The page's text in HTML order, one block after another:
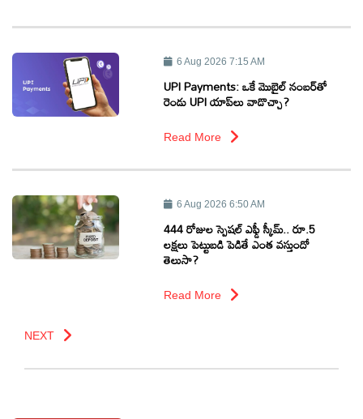
6 Aug 2026 7:15 AM
UPI Payments: ఒకే మొబైల్ నంబర్‌తో
రెండు UPI యాప్‌లు వాడొచ్చా?
Read More
6 Aug 2026 6:50 AM
444 రోజుల స్పెషల్ ఎఫ్డీ స్కీమ్.. రూ.5
లక్షలు పెట్టుబడి పెడితే ఎంత వస్తుందో
తెలుసా?
Read More
NEXT